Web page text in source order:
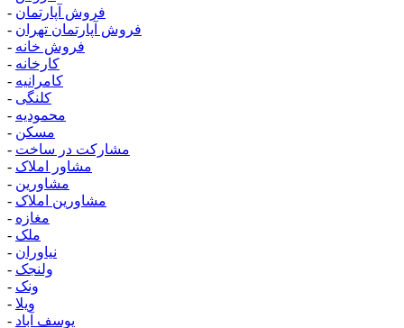
- فروش آپارتمان
- فروش آپارتمان تهران
- فروش خانه
- کارخانه
- کامرانیه
- کلنگی
- محمودیه
- مسکن
- مشارکت در ساخت
- مشاور املاک
- مشاورین
- مشاورین املاک
- مغازه
- ملک
- نیاوران
- ولنجک
- ونک
- ویلا
- یوسف آباد